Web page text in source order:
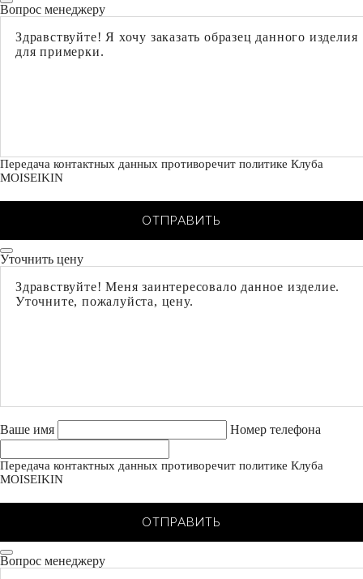
Вопрос менеджеру
Передача контактных данных противоречит политике Клуба
MOISEIKIN
ОТПРАВИТЬ
Уточнить цену
Ваше имя Номер телефона
Передача контактных данных противоречит политике Клуба
MOISEIKIN
ОТПРАВИТЬ
Вопрос менеджеру